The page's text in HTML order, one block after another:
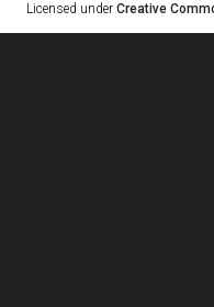
Licensed under Creative